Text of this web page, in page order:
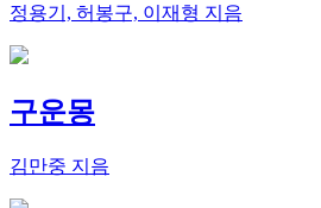
정용기, 허봉구, 이재형 지음
구운몽
김만중 지음